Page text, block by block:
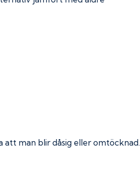
att man blir dåsig eller omtöcknad.